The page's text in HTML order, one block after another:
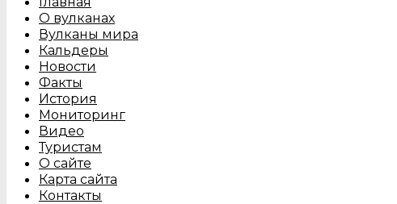
О вулканах
Вулканы мира
Кальдеры
Новости
Факты
История
Мониторинг
Видео
Туристам
О сайте
Карта сайта
Контакты